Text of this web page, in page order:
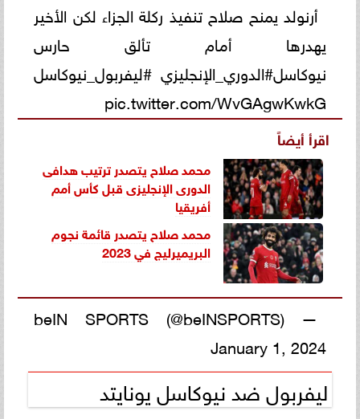
أرنولد يمنح صلاح تنفيذ ركلة الجزاء لكن الأخير
يهدرها أمام تألق حارس
نيوكاسل#الدوري_الإنجليزي #ليفربول_نيوكاسل
pic.twitter.com/WvGAgwKwkG
اقرأ أيضاً
محمد صلاح يتصدر ترتيب هدافى
الدورى الإنجليزى قبل كأس أمم
أفريقيا
محمد صلاح يتصدر قائمة نجوم
البريميرليج في 2023
— beIN SPORTS (@beINSPORTS)
January 1, 2024
ليفربول ضد نيوكاسل يونايتد